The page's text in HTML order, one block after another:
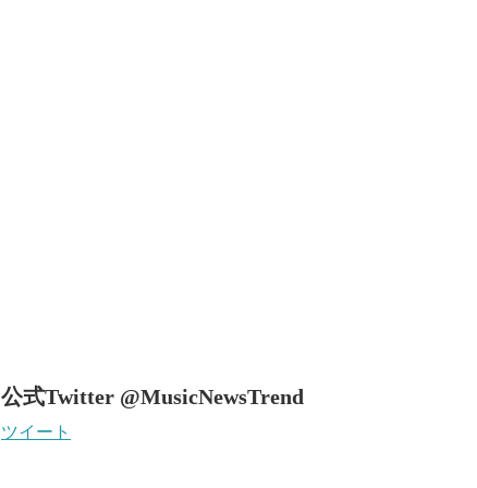
公式Twitter @MusicNewsTrend
ツイート